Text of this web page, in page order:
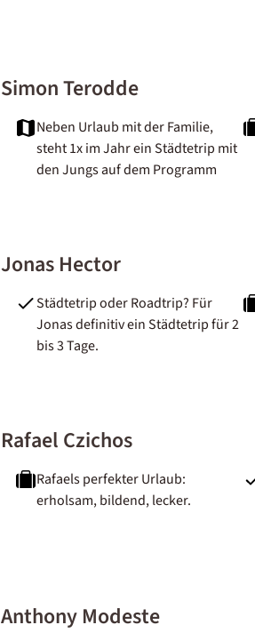
Simon Terodde
Neben Urlaub mit der Familie,
steht 1x im Jahr ein Städtetrip mit
den Jungs auf dem Programm
Jonas Hector
Städtetrip oder Roadtrip? Für
Jonas definitiv ein Städtetrip für 2
bis 3 Tage.
Rafael Czichos
Rafaels perfekter Urlaub:
erholsam, bildend, lecker.
Anthony Modeste